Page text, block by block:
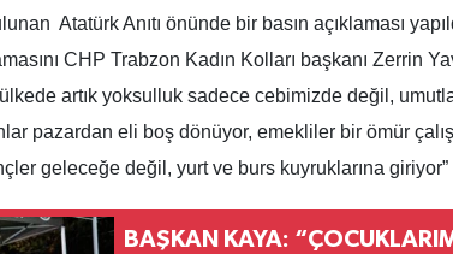
Atatürk Anıtı önünde bir basın açıklaması
CHP Trabzon Kadın Kolları başkanı Zerrin
ülkede artık yoksulluk sadece cebimizde değil,
pazardan eli boş dönüyor, emekliler bir ömür
geleceğe değil, yurt ve burs kuyruklarına giriyor”
BAŞKAN KAYA: